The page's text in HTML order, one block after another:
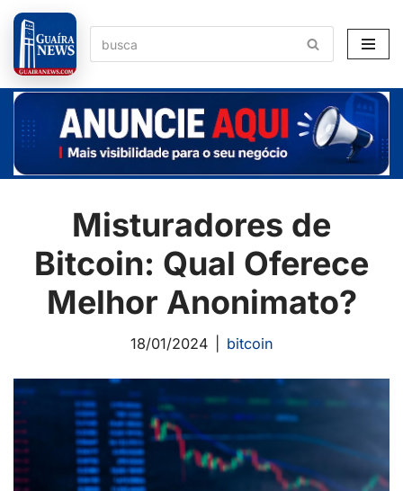
Pular
para
o
conteúdo
Misturadores de
Bitcoin: Qual Oferece
Melhor Anonimato?
18/01/2024 bitcoin